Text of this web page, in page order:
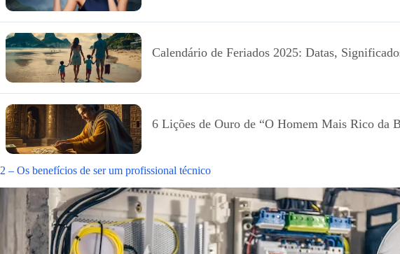
Calendário de Feriados 2025: Datas,
6 Lições de Ouro de “O Homem Mais Rico da
2 – Os benefícios de ser um profissional técnico